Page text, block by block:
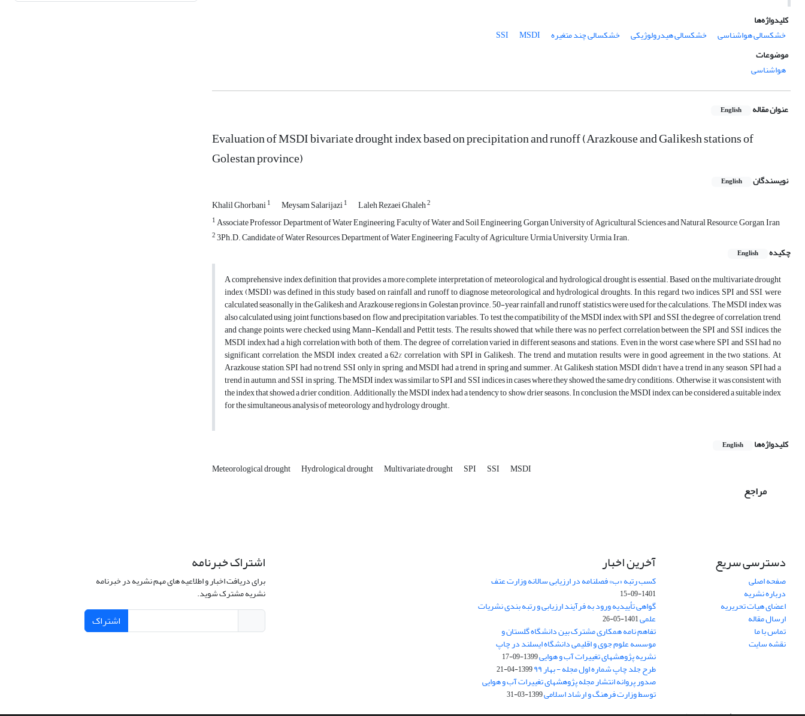
کلیدواژه‌ها
خشکسالی هواشناسی
خشکسالی هیدرولوژیکی خشکسالی چند متغیره SSI
MSDI
موضوعات
هواشناسی
عنوان مقاله English
Evaluation of MSDI bivariate drought index based on precipitation and runoff (Arazkouse and Galikesh stations of
Golestan province)
نویسندگان English
Khalil Ghorbani1 Meysam Salarijazi1 Laleh Rezaei Ghaleh2
1Associate Professor, Department of Water Engineering, Faculty of Water and Soil Engineering, Gorgan University of Agricultural Sciences and Natural Resource, Gorgan, Iran
23Ph.D. Candidate of Water Resources, Department of Water Engineering, Faculty of Agriculture, Urmia University, Urmia, Iran.
چکیده
English
A comprehensive index definition that provides a more complete interpretation of meteorological and hydrological drought is essential. Based on the multivariate drought
index (MSDI) was defined in this study based on rainfall and runoff to diagnose meteorological and hydrological droughts. In this regard, two indices, SPI and SSI, were
calculated seasonally in the Galikesh and Arazkouse regions in Golestan province. 50-year rainfall and runoff statistics were used for the calculations. The MSDI index was
also calculated using joint functions based on flow and precipitation variables. To test the compatibility of the MSDI index with SPI and SSI, the degree of correlation, trend,
and change points were checked using Mann-Kendall and Pettit tests. The results showed that while there was no perfect correlation between the SPI and SSI indices, the
MSDI index had a high correlation with both of them. The degree of correlation varied in different seasons and stations. Even in the worst case where SPI and SSI had no
significant correlation, the MSDI index created a 62% correlation with SPI in Galikesh. The trend and mutation results were in good agreement in the two stations. At
Arazkouse station, SPI had no trend, SSI only in spring, and MSDI had a trend in spring and summer. At Galikesh station, MSDI didn’t have a trend in any season, SPI had a
trend in autumn, and SSI in spring. The MSDI index was similar to SPI and SSI indices in cases where they showed the same dry conditions. Otherwise, it was consistent with
the index that showed a drier condition. Additionally, the MSDI index had a tendency to show drier seasons. In conclusion, the MSDI index can be considered a suitable index
for the simultaneous analysis of meteorology and hydrology drought.
کلیدواژه‌ها English
Meteorological drought Hydrological drought Multivariate drought SPI SSI MSDI
مراجع
دسترسی سریع
صفحه اصلی
درباره نشریه
اعضای هیات تحریریه
ارسال مقاله
تماس با ما
نقشه سایت
آخرین اخبار
کسب رتبه «ب» فصلنامه در ارزیابی سالانه وزارت عتف
1401-09-15
گواهی تأییدیه ورود به فرآیند ارزیابی و رتبه بندی نشریات
علمی1401-05-26
تفاهم نامه همکاری مشترک بین دانشگاه گلستان و
موسسه علوم جوی و اقلیمی دانشگاه ایسلند در چاپ
نشریه پژوهشهای تغییرات آب و هوایی1399-09-17
طرح جلد چاپ شماره اول مجله - بهار ۹۹ 1399-04-21
صدور پروانه انتشار مجله پژوهشهای تغییرات آب و هوایی
توسط وزارت فرهنگ و ارشاد اسلامی1399-03-31
اشتراک خبرنامه
برای دریافت اخبار و اطلاعیه های مهم نشریه در خبرنامه
نشریه مشترک شوید.
اشتراک